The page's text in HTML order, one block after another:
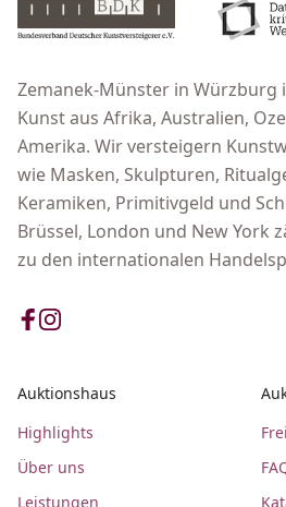
Zemanek-Münster in Würzburg
Kunst aus Afrika, Australien,
Amerika. Wir versteigern
wie Masken, Skulpturen,
Keramiken, Primitivgeld und
Brüssel, London und New York
zu den internationalen
Auktionshaus
Highlights
Über uns
Leistungen